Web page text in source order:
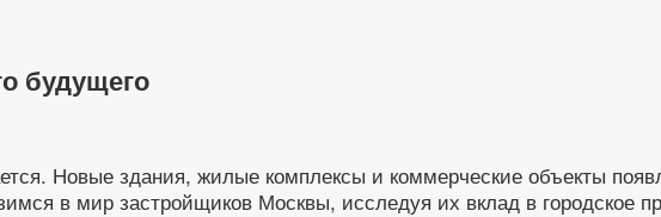
будущего
Новые здания, жилые комплексы и коммерческие объекты
в мир застройщиков Москвы, исследуя их вклад в городское